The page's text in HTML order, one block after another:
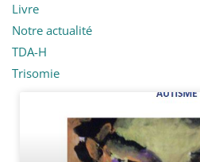
Livre
Notre actualité
TDA-H
Trisomie